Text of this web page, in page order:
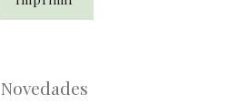
Novedades